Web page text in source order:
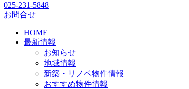
025-231-5848
お問合せ
HOME
最新情報
お知らせ
地域情報
新築・リノベ物件情報
おすすめ物件情報